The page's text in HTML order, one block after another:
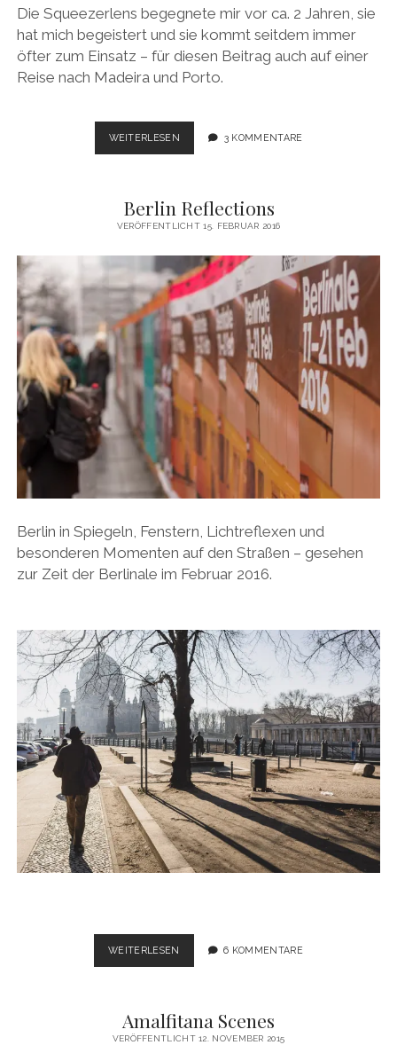
Die Squeezerlens begegnete mir vor ca. 2 Jahren, sie
hat mich begeistert und sie kommt seitdem immer
öfter zum Einsatz – für diesen Beitrag auch auf einer
Reise nach Madeira und Porto.
WEITERLESEN ENTSCHLEUNIGUNG
UND
3 KOMMENTARE
Berlin Reflections
VERÖFFENTLICHT 15. FEBRUAR 2016
Berlin in Spiegeln, Fenstern, Lichtreflexen und
besonderen Momenten auf den Straßen – gesehen
zur Zeit der Berlinale im Februar 2016.
WEITERLESEN
BERLIN
REFLECTIONS
6 KOMMENTARE
Amalfitana Scenes
VERÖFFENTLICHT 12. NOVEMBER 2015